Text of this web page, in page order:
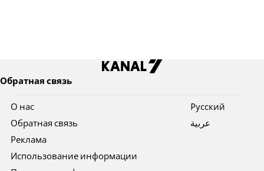
Обратная связь
О нас
Обратная связь
Реклама
Использование информации
Pусский
عربية